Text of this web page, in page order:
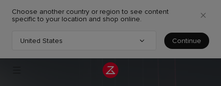
Choose another country or region to see content
specific to your location and shop online.
United States
Choose your country or region
Continue